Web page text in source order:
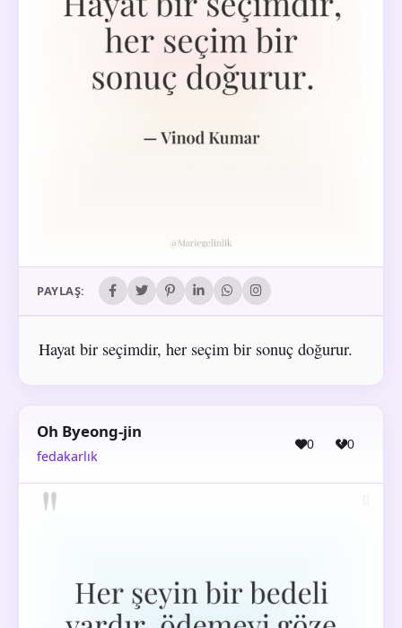
PAYLAŞ:
Hayat bir seçimdir, her seçim bir sonuç doğurur.
Oh Byeong-jin
fedakarlık
0 0